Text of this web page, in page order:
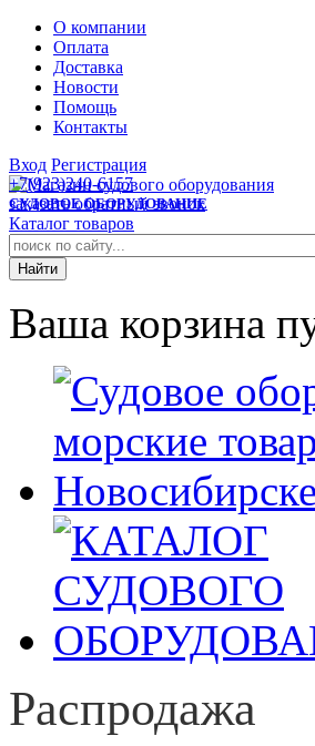
О компании
Оплата
Доставка
Новости
Помощь
Контакты
Вход Регистрация
СУДОВОЕ ОБОРУДОВАНИЕ
+7(923)240-6157
заказать обратный звонок
Каталог товаров
Ваша корзина
Распродажа